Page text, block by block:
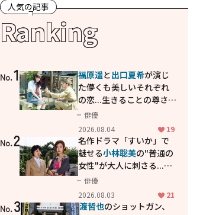
人気の記事
Ranking
No.1 福原遥と出口夏希が演じ
た儚くも美しいそれぞれ
の恋...生きることの尊さを
教えてくれた映画「あの
花が咲く丘で、君とまた出
会えたら。」
俳優
2026.08.04
19
No.2
名作ドラマ「すいか」で
魅せる小林聡美の"普通の
女性"が大人に刺さる...映
画「かもめ食堂」にも通
じる静かな芝居
俳優
2026.08.03
21
No.3 渡哲也のショットガン、